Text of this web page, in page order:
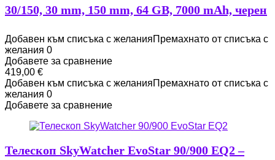
30/150, 30 mm, 150 mm, 64 GB, 7000 mAh, черен
Добавен към списъка с желанияПремахнато от списъка с
желания 0
Добавете за сравнение
419,00 €
Добавен към списъка с желанияПремахнато от списъка с
желания 0
Добавете за сравнение
Телескоп SkyWatcher EvoStar 90/900 EQ2 –